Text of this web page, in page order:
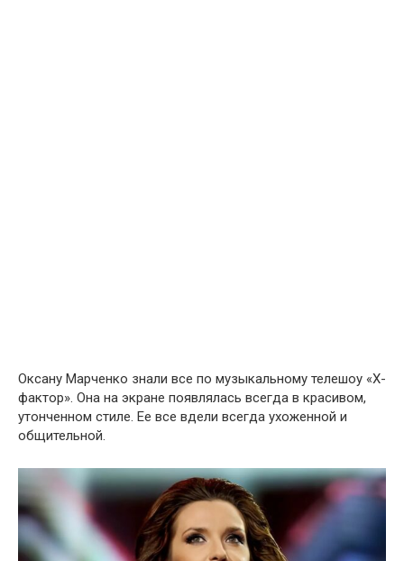
Оксану Марченко знали все по музыкальному телешоу «Х-
фактор». Она на экране появлялась всегда в красивом,
утонченном стиле. Ее все вдели всегда ухоженной и
общительной.